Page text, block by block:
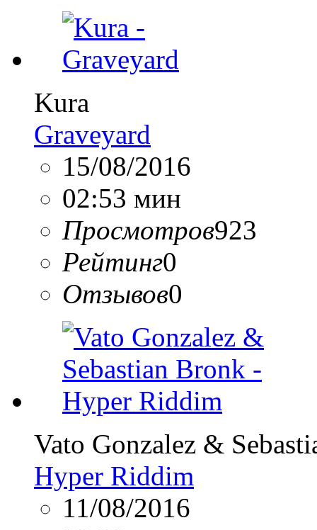
Kura
Graveyard
15/08/2016
02:53 мин
Просмотров923
Рейтинг0
Отзывов0
Vato Gonzalez &
Hyper Riddim
11/08/2016